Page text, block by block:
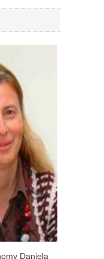
Daniela